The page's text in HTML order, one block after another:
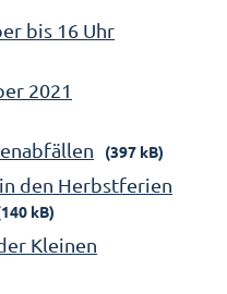
bis 16 Uhr
2021
(397 kB)
den Herbstferien
kB)
Kleinen